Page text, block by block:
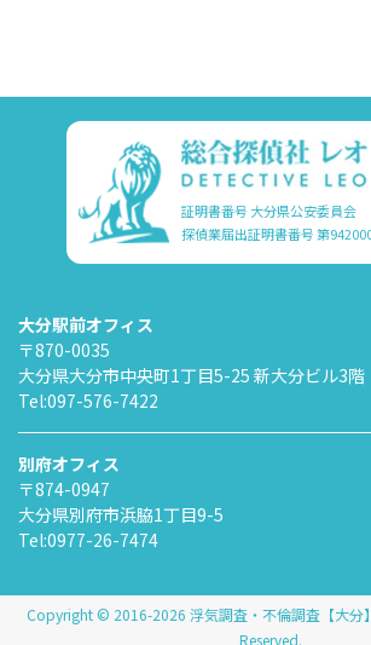
証明書番号 大分県公安委員会
探偵業届出証明書番号 第
大分駅前オフィス
〒870-0035
大分県大分市中央町1丁目5-25 新大分ビル3階
Tel:097-576-7422
別府オフィス
〒874-0947
大分県別府市浜脇1丁目9-5
Tel:0977-26-7474
Copyright © 2016-2026 浮気調査・不倫調査【大分
Reserved.